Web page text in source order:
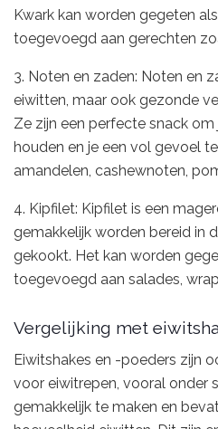
Kwark kan worden gegeten
toegevoegd aan gerechten
3. Noten en zaden: Noten en
eiwitten, maar ook gezonde
Ze zijn een perfecte snack
houden en je een vol gevoel
amandelen, cashewnoten,
4. Kipfilet: Kipfilet is een
gemakkelijk worden bereid in
gekookt. Het kan worden
toegevoegd aan salades,
Vergelijking met
Eiwitshakes en -poeders zijn
voor eiwitrepen, vooral onder
gemakkelijk te maken en